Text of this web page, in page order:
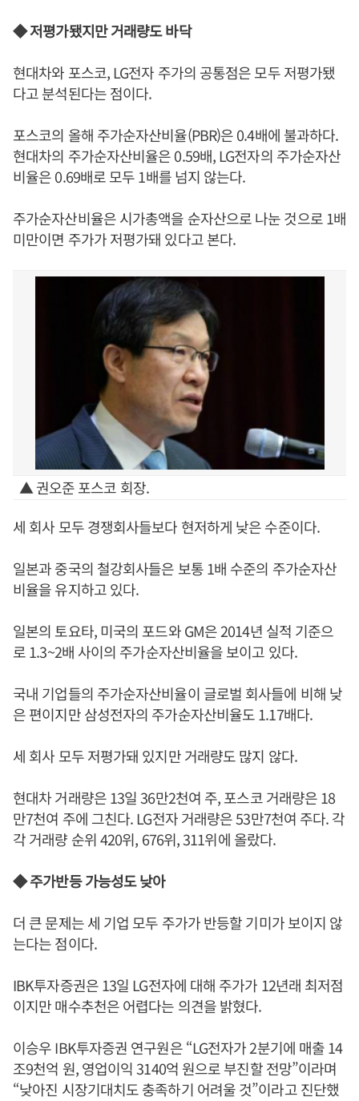
◆ 저평가됐지만 거래량도 바닥
현대차와 포스코, LG전자 주가의 공통점은 모두 저평가됐
다고 분석된다는 점이다.
포스코의 올해 주가순자산비율(PBR)은 0.4배에 불과하다.
현대차의 주가순자산비율은 0.59배, LG전자의 주가순자산
비율은 0.69배로 모두 1배를 넘지 않는다.
주가순자산비율은 시가총액을 순자산으로 나눈 것으로 1배
미만이면 주가가 저평가돼 있다고 본다.
▲ 권오준 포스코 회장.
세 회사 모두 경쟁회사들보다 현저하게 낮은 수준이다.
일본과 중국의 철강회사들은 보통 1배 수준의 주가순자산
비율을 유지하고 있다.
일본의 토요타, 미국의 포드와 GM은 2014년 실적 기준으
로 1.3~2배 사이의 주가순자산비율을 보이고 있다.
국내 기업들의 주가순자산비율이 글로벌 회사들에 비해 낮
은 편이지만 삼성전자의 주가순자산비율도 1.17배다.
세 회사 모두 저평가돼 있지만 거래량도 많지 않다.
현대차 거래량은 13일 36만2천여 주, 포스코 거래량은 18
만7천여 주에 그친다. LG전자 거래량은 53만7천여 주다. 각
각 거래량 순위 420위, 676위, 311위에 올랐다.
◆ 주가반등 가능성도 낮아
더 큰 문제는 세 기업 모두 주가가 반등할 기미가 보이지 않
는다는 점이다.
IBK투자증권은 13일 LG전자에 대해 주가가 12년래 최저점
이지만 매수추천은 어렵다는 의견을 밝혔다.
이승우 IBK투자증권 연구원은 “LG전자가 2분기에 매출 14
조9천억 원, 영업이익 3140억 원으로 부진할 전망”이라며
“낮아진 시장기대치도 충족하기 어려울 것”이라고 진단했